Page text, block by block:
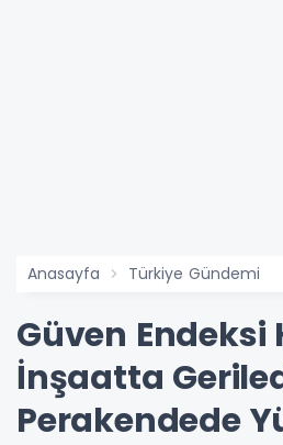
Anasayfa Türkiye Gündemi
Güven Endeksi
İnşaatta
Perakendede